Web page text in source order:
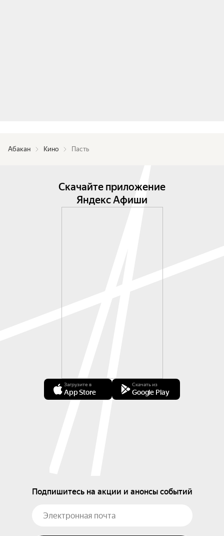
Абакан Кино Пасть
Скачайте приложение
Яндекс Афиши
Загрузите в
App Store
Скачать из
Google Play
Подпишитесь на акции и анонсы событий